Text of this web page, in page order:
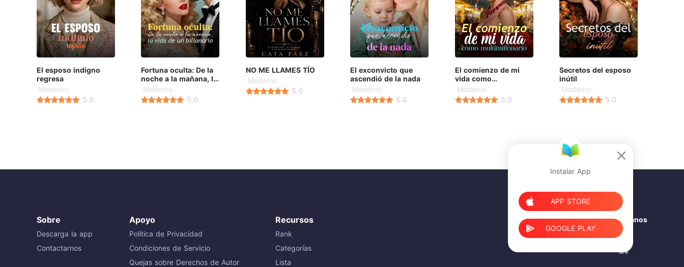
El esposo indigno
regresa
Moderno
5.0
Fortuna oculta: De la
noche a la mañana, la
vida de un billonario
Moderno
5.0
NO ME LLAMES TÍO
Moderno
5.0
El exconvicto que
ascendió de la nada
Moderno
5.0
El comienzo de mi
vida como
multimillonario
Moderno
5.0
Secretos del esposo
inútil
Moderno
5.0
Instalar App
APP STORE
GOOGLE PLAY
Sobre
Descarga la app
Contactarnos
Apoyo
Política de Privacidad
Condiciones de Servicio
Quejas sobre Derechos de Autor
Recursos
Rank
Categorías
Lista
Síganos